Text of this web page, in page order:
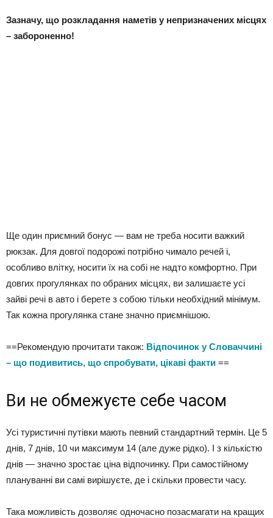
Зазначу, що розкладання наметів у непризначених місцях
– забороненно!
Ще один приємний бонус — вам не треба носити важкий
рюкзак. Для довгої подорожі потрібно чимало речей і,
особливо влітку, носити їх на собі не надто комфортно. При
довгих прогулянках по обраних місцях, ви залишаєте усі
зайві речі в авто і берете з собою тільки необхідний мінімум.
Так кожна прогулянка стане значно приємнішою.
==Рекомендую прочитати також: Відпочинок у Словаччині
– що подивитись, що спробувати, цікаві факти ==
Ви не обмежуєте себе часом
Усі туристичні путівки мають певний стандартний термін. Це 5
днів, 7 днів, 10 чи максимум 14 (але дуже рідко). І з кількістю
днів — значно зростає ціна відпочинку. При самостійному
плануванні ви самі вирішуєте, де і скільки провести часу.
Така можливість дозволяє одночасно позасмагати на кращих